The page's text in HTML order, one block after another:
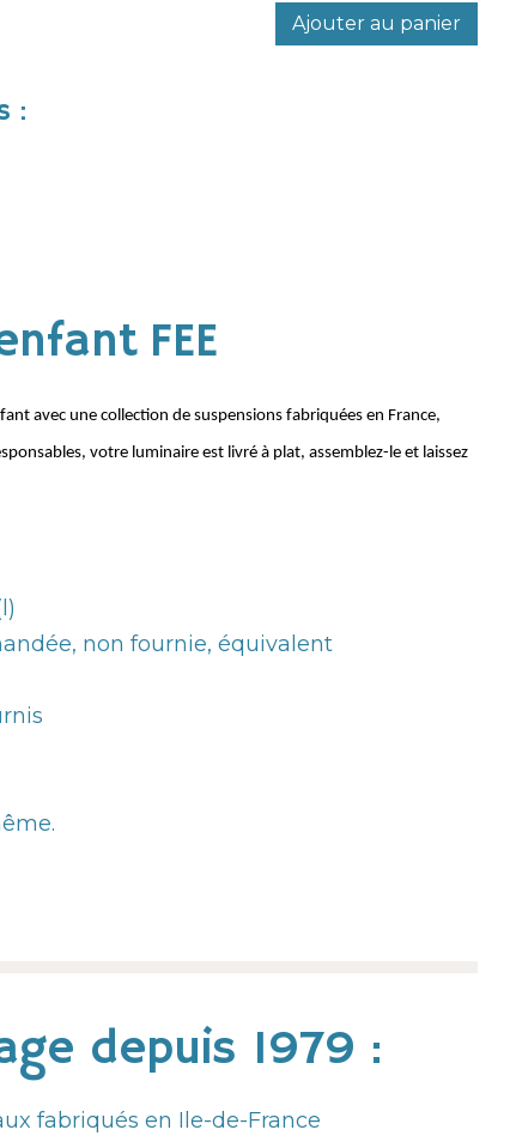
Ajouter au panier
:
FEE
avec une collection de suspensions fabriquées en France,
votre luminaire est livré à plat, assemblez-le et laissez
non fournie, équivalent
depuis 1979 :
fabriqués en Ile-de-France